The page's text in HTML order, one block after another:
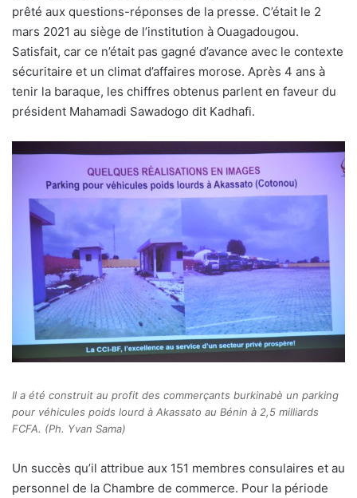
prêté aux questions-réponses de la presse. C’était le 2
mars 2021 au siège de l’institution à Ouagadougou.
Satisfait, car ce n’était pas gagné d’avance avec le contexte
sécuritaire et un climat d’affaires morose. Après 4 ans à
tenir la baraque, les chiffres obtenus parlent en faveur du
président Mahamadi Sawadogo dit Kadhafi.
Il a été construit au profit des commerçants burkinabè un parking
pour véhicules poids lourd à Akassato au Bénin à 2,5 milliards
FCFA. (Ph. Yvan Sama)
Un succès qu’il attribue aux 151 membres consulaires et au
personnel de la Chambre de commerce. Pour la période